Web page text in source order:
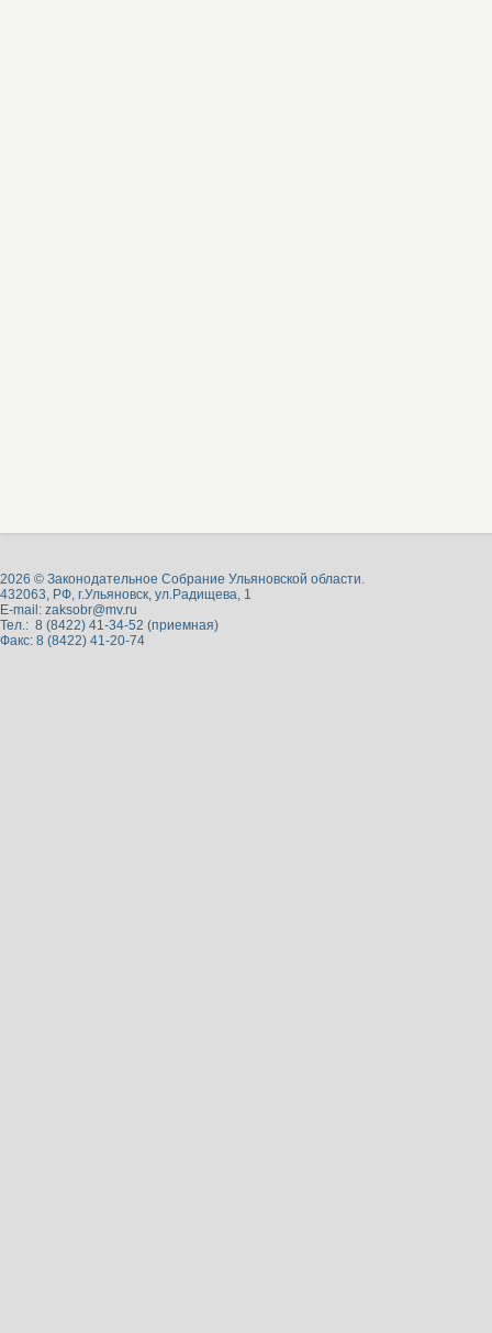
2026 © Законодательное Собрание Ульяновской области.
432063, РФ, г.Ульяновск, ул.Радищева, 1
E-mail: zaksobr@mv.ru
Тел.: 8 (8422) 41-34-52 (приемная)
Факс: 8 (8422) 41-20-74